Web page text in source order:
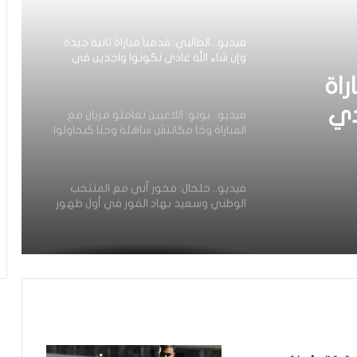
فيديو.. الطالبي: قدمنا مباراة ثانية جيدة
وإن شاء الله غادي نكونوا واجدين في
فيديو.. بونو: اللاعبين تعاملو مزيان مع
المباراة وخا مكانتش ساهلة وحنا كنحاولوا
فيديو.. حلحال: فخور أني مع المنتخب
الوطني وسعيد بهاد الفوز في أول ظهور
ثقة في بعضياتنا وفي المنتخب وتحقيق
الملعب باش يعنق دياز ووخا خرجوه الأمن